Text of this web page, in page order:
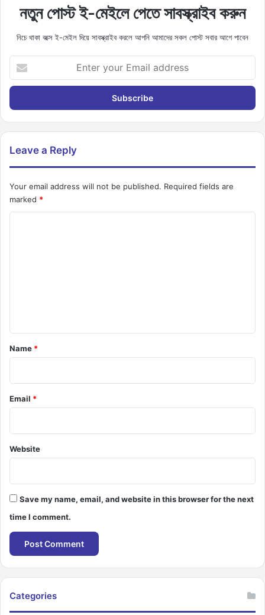
নতুন পোস্ট ই-মেইলে পেতে সাবস্ক্রাইব করুন
নিচে থাকা বক্সে ই-মেইল দিয়ে সাবস্ক্রাইব করলে আপনি আমাদের সকল পোস্ট সবার আগে পাবেন
t
r
y
u
m
a
i
Leave a Reply
Your email address will not be published. Required fields are
marked *
*
Name *
Email *
Website
Save my name, email, and website in this browser for the next
time I comment.
Categories